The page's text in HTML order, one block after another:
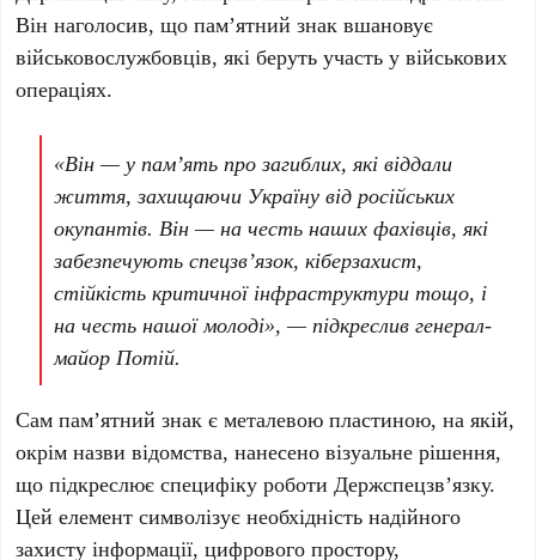
Він наголосив, що пам’ятний знак вшановує
військовослужбовців, які беруть участь у військових
операціях.
«Він — у пам’ять про загиблих, які віддали
життя, захищаючи Україну від російських
окупантів. Він — на честь наших фахівців, які
забезпечують спецзв’язок, кіберзахист,
стійкість критичної інфраструктури тощо, і
на честь нашої молоді», — підкреслив генерал-
майор Потій.
Сам пам’ятний знак є металевою пластиною, на якій,
окрім назви відомства, нанесено візуальне рішення,
що підкреслює специфіку роботи Держспецзв’язку.
Цей елемент символізує необхідність надійного
захисту інформації, цифрового простору,